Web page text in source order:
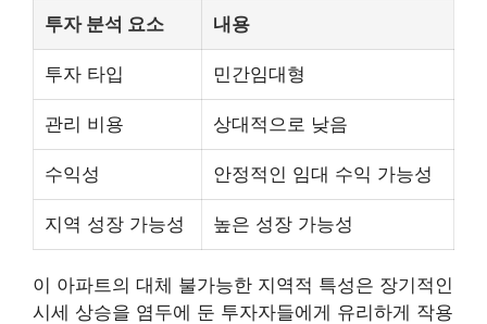
투자 분석 요소 내용
투자 타입 민간임대형
관리 비용 상대적으로 낮음
수익성 안정적인 임대 수익 가능성
지역 성장 가능성 높은 성장 가능성
이 아파트의 대체 불가능한 지역적 특성은 장기적인
시세 상승을 염두에 둔 투자자들에게 유리하게 작용